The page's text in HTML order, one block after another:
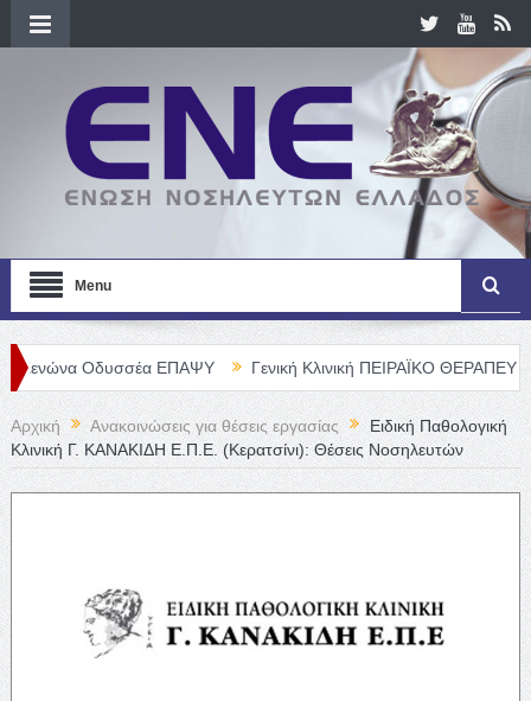
Menu
Οδυσσέα ΕΠΑΨΥ Γενική Κλινική ΠΕΙΡΑΪΚΟ ΘΕΡΑΠΕΥΤΗΡΙΟ Α.
Αρχική Ανακοινώσεις για θέσεις εργασίας
Ειδική Παθολογική
Κλινική Γ. ΚΑΝΑΚΙΔΗ Ε.Π.Ε. (Κερατσίνι): Θέσεις Νοσηλευτών